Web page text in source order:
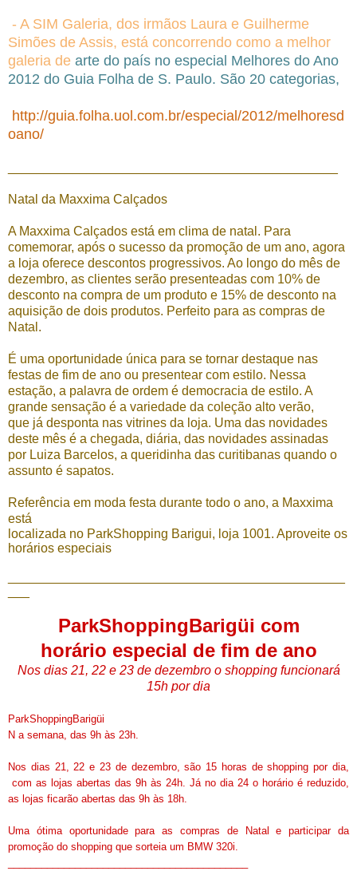
- A SIM Galeria, dos irmãos Laura e Guilherme
Simões de Assis, está concorrendo como a melhor
galeria de arte do país no especial Melhores do Ano
2012 do Guia Folha de S. Paulo. São 20 categorias,
http://guia.folha.uol.com.br/especial/2012/melhoresd
oano/
Natal da Maxxima Calçados
A Maxxima Calçados está em clima de natal. Para
comemorar, após o sucesso da promoção de um ano, agora
a loja oferece descontos progressivos. Ao longo do mês de
dezembro, as clientes serão presenteadas com 10% de
desconto na compra de um produto e 15% de desconto na
aquisição de dois produtos. Perfeito para as compras de
Natal.
É uma oportunidade única para se tornar destaque nas
festas de fim de ano ou presentear com estilo. Nessa
estação, a palavra de ordem é democracia de estilo. A
grande sensação é a variedade da coleção alto verão,
que já desponta nas vitrines da loja. Uma das novidades
deste mês é a chegada, diária, das novidades assinadas
por Luiza Barcelos, a queridinha das curitibanas quando o
assunto é sapatos.
Referência em moda festa durante todo o ano, a Maxxima
está
localizada no ParkShopping Barigui, loja 1001. Aproveite os
horários especiais
ParkShoppingBarigüi com
horário especial de fim de ano
Nos dias 21, 22 e 23 de dezembro o shopping funcionará
15h por dia
ParkShoppingBarigüi
N a semana, das 9h às 23h.
Nos dias 21, 22 e 23 de dezembro, são 15 horas de shopping por dia,
com as lojas abertas das 9h às 24h. Já no dia 24 o horário é reduzido,
as lojas ficarão abertas das 9h às 18h.
Uma ótima oportunidade para as compras de Natal e participar da
promoção do shopping que sorteia um BMW 320i.